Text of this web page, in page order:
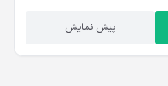
پیش نمایش